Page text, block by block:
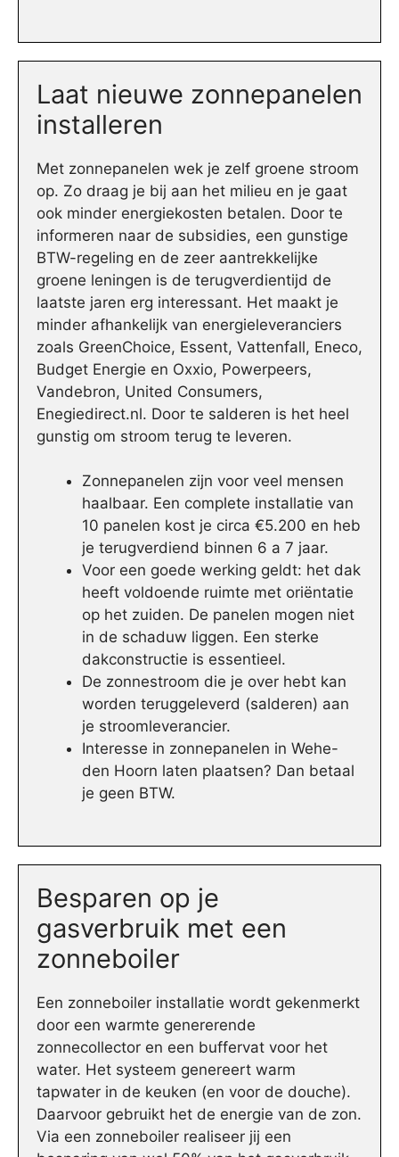
Laat nieuwe zonnepanelen
installeren
Met zonnepanelen wek je zelf groene stroom
op. Zo draag je bij aan het milieu en je gaat
ook minder energiekosten betalen. Door te
informeren naar de subsidies, een gunstige
BTW-regeling en de zeer aantrekkelijke
groene leningen is de terugverdientijd de
laatste jaren erg interessant. Het maakt je
minder afhankelijk van energieleveranciers
zoals GreenChoice, Essent, Vattenfall, Eneco,
Budget Energie en Oxxio, Powerpeers,
Vandebron, United Consumers,
Enegiedirect.nl. Door te salderen is het heel
gunstig om stroom terug te leveren.
Zonnepanelen zijn voor veel mensen
haalbaar. Een complete installatie van
10 panelen kost je circa €5.200 en heb
je terugverdiend binnen 6 a 7 jaar.
Voor een goede werking geldt: het dak
heeft voldoende ruimte met oriëntatie
op het zuiden. De panelen mogen niet
in de schaduw liggen. Een sterke
dakconstructie is essentieel.
De zonnestroom die je over hebt kan
worden teruggeleverd (salderen) aan
je stroomleverancier.
Interesse in zonnepanelen in Wehe-
den Hoorn laten plaatsen? Dan betaal
je geen BTW.
Besparen op je
gasverbruik met een
zonneboiler
Een zonneboiler installatie wordt gekenmerkt
door een warmte genererende
zonnecollector en een buffervat voor het
water. Het systeem genereert warm
tapwater in de keuken (en voor de douche).
Daarvoor gebruikt het de energie van de zon.
Via een zonneboiler realiseer jij een